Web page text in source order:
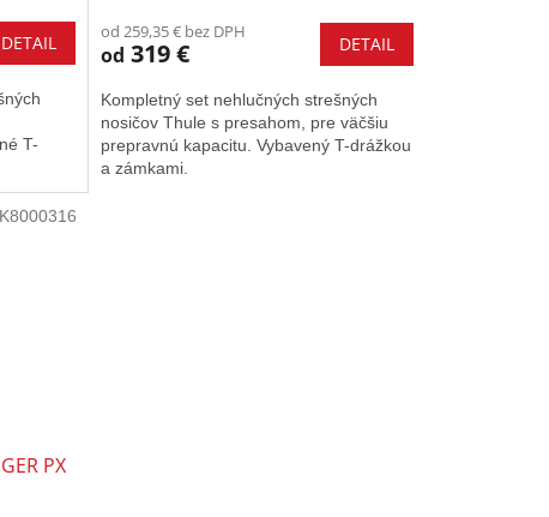
DETAIL
T-
od 259,35 € bez DPH
od 319 € DETAIL
Kompletný set nehlučných strešných
nosičov Thule s presahom, pre väčšiu
prepravnú kapacitu. Vybavený T-drážkou
a zámkami.
PX